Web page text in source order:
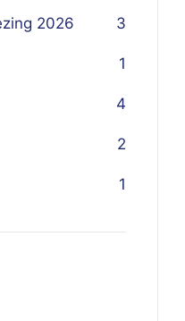
2026 3
1
4
2
1